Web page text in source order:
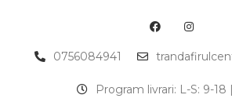
0756084941
Program livrari: L-S: 9-18